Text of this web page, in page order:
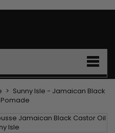
Sunny Isle - Jamaican Black
Pomade